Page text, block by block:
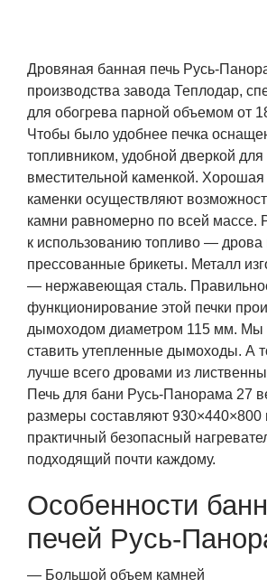
Дровяная банная печь Русь-
производства завода Теплодар,
для обогрева парной объемом от
Чтобы было удобнее печка
топливником, удобной дверкой для
вместительной каменкой. Хорошая
каменки осуществляют
камни равномерно по всей массе.
к использованию топливо — дрова
прессованные брикеты. Металл
— нержавеющая сталь.
функционирование этой печки
дымоходом диаметром 115 мм. Мы
ставить утепленные дымоходы. А
лучше всего дровами из
Печь для бани Русь-Панорама 27
размеры составляют
практичный безопасный
подходящий почти каждому.
Особенности
печей Русь-
— Большой объем камней